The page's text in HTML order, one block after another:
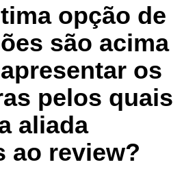
opção de
são acima
os
pelos quais
aliada
ao review?